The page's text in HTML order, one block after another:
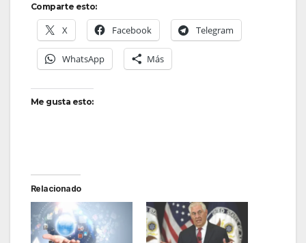
Comparte esto:
X Facebook Telegram
WhatsApp Más
Me gusta esto:
Relacionado